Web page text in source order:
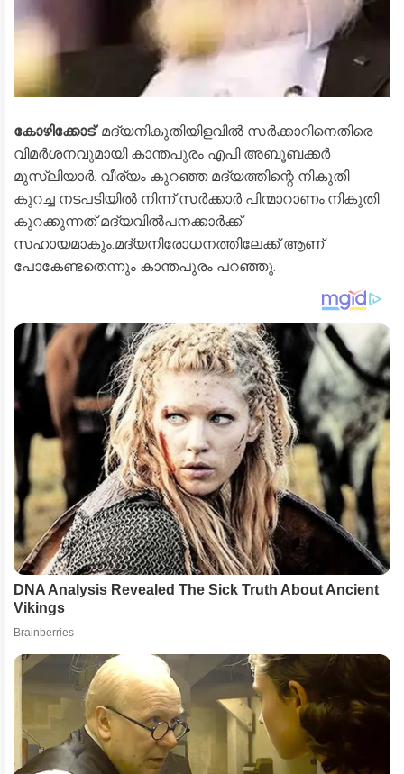
കോഴിക്കോട്: മദ്യനികുതിയിളവില്‍ സര്‍ക്കാറിനെതിരെ
വിമര്‍ശനവുമായി കാന്തപുരം എപി അബൂബക്കര്‍
മുസ്ലിയാര്‍. വീര്യം കുറഞ്ഞ മദ്യത്തിന്റെ നികുതി
കുറച്ച നടപടിയില്‍ നിന്ന് സര്‍ക്കാര്‍ പിന്മാറാണം.നികുതി
കുറക്കുന്നത് മദ്യവില്‍പനക്കാര്‍ക്ക്
സഹായമാകും.മദ്യനിരോധനത്തിലേക്ക് ആണ്
പോകേണ്ടതെന്നും കാന്തപുരം പറഞ്ഞു.